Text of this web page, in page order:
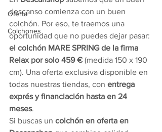
Oferta
Colchones
descanso comienza con un buen
colchón. Por eso, te traemos una
oportunidad que no puedes dejar pasar:
el colchón MARE SPRING de la firma
Relax por solo 459 € (medida 150 x 190
cm). Una oferta exclusiva disponible en
todas nuestras tiendas, con entrega
exprés y financiación hasta en 24
meses.
Si buscas un colchón en oferta en